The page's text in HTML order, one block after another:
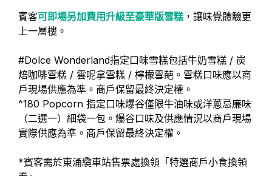
賓客可即場另加費用升級至豪華版雪糕 ，讓味覺體驗更
上一層樓。
#Dolce Wonderland指定口味雪糕包括牛奶雪糕 / 炭
焙咖啡雪糕 / 雲呢拿雪糕 / 檸檬雪葩。雪糕口味應以商
戶現場供應為準。商戶保留最終決定權。
^180 Popcorn 指定口味爆谷僅限牛油味或洋蔥忌廉味
（二選一）細袋一包。爆谷口味及供應情況以商戶現場
實際供應為準。商戶保留最終決定權。
*賓客需於東涌纜車站售票處換領「特選商戶小食換領